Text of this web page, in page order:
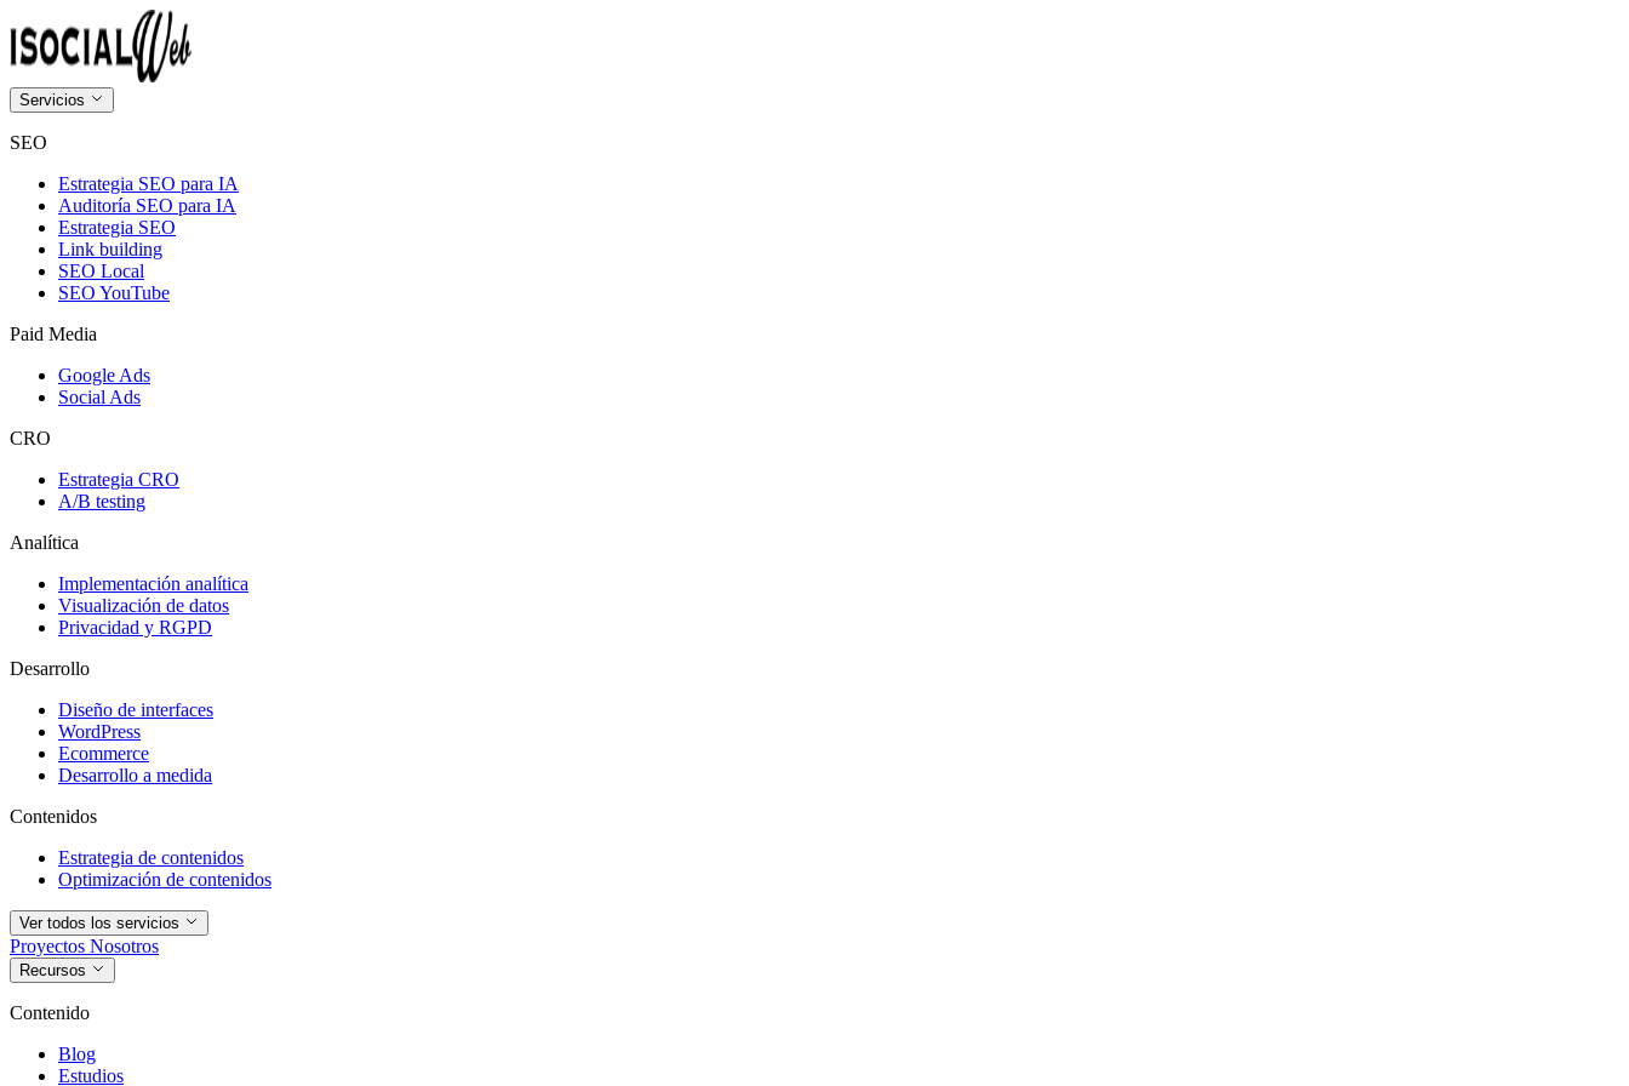
Servicios
SEO
Estrategia SEO para IA
Auditoría SEO para IA
Estrategia SEO
Link building
SEO Local
SEO YouTube
Paid Media
Google Ads
Social Ads
CRO
Estrategia CRO
A/B testing
Analítica
Implementación analítica
Visualización de datos
Privacidad y RGPD
Desarrollo
Diseño de interfaces
WordPress
Ecommerce
Desarrollo a medida
Contenidos
Estrategia de contenidos
Optimización de contenidos
Ver todos los servicios
Proyectos Nosotros
Recursos
Contenido
Blog
Estudios